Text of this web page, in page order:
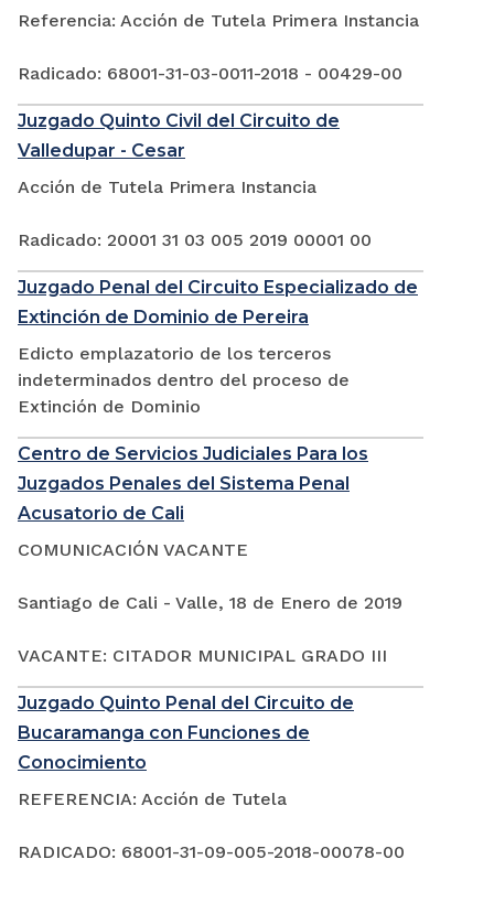
Referencia: Acción de Tutela Primera Instancia
Radicado: 68001-31-03-0011-2018 - 00429-00
Juzgado Quinto Civil del Circuito de
Valledupar - Cesar
Acción de Tutela Primera Instancia
Radicado: 20001 31 03 005 2019 00001 00
Juzgado Penal del Circuito Especializado de
Extinción de Dominio de Pereira
Edicto emplazatorio de los terceros
indeterminados dentro del proceso de
Extinción de Dominio
Centro de Servicios Judiciales Para los
Juzgados Penales del Sistema Penal
Acusatorio de Cali
COMUNICACIÓN VACANTE
Santiago de Cali - Valle, 18 de Enero de 2019
VACANTE: CITADOR MUNICIPAL GRADO III
Juzgado Quinto Penal del Circuito de
Bucaramanga con Funciones de
Conocimiento
REFERENCIA: Acción de Tutela
RADICADO: 68001-31-09-005-2018-00078-00